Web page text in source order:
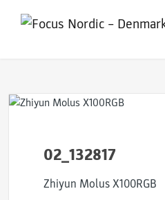
02_132817
Zhiyun Molus X100RGB